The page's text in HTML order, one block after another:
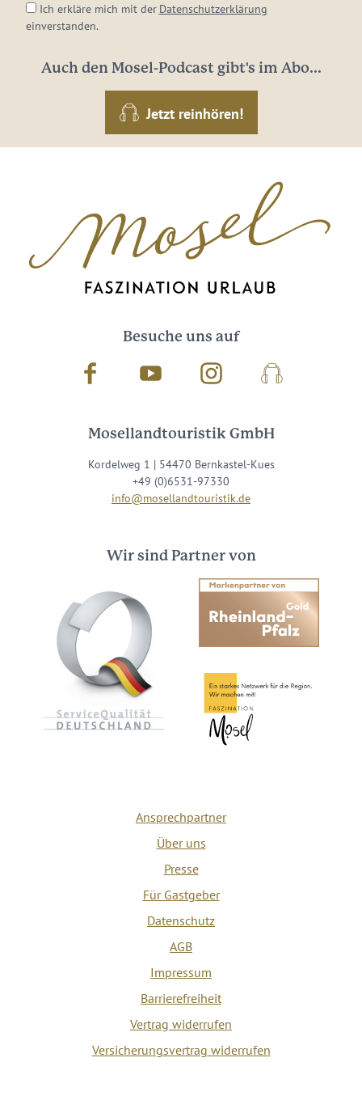
Ich erkläre mich mit der Datenschutzerklärung
einverstanden.
Auch den Mosel-Podcast gibt's im Abo...
Jetzt reinhören!
Besuche uns auf
Facebook Youtube InstagramPodcast
Mosellandtouristik GmbH
Kordelweg 1 | 54470 Bernkastel-Kues
+49 (0)6531-97330
info@mosellandtouristik.de
Wir sind Partner von
Ansprechpartner
Über uns
Presse
Für Gastgeber
Datenschutz
AGB
Impressum
Barrierefreiheit
Vertrag widerrufen
Versicherungsvertrag widerrufen